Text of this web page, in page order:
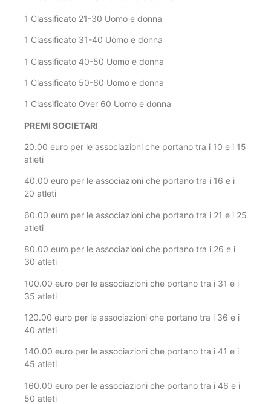
1 Classificato 21-30 Uomo e donna
1 Classificato 31-40 Uomo e donna
1 Classificato 40-50 Uomo e donna
1 Classificato 50-60 Uomo e donna
1 Classificato Over 60 Uomo e donna
PREMI SOCIETARI
20.00 euro per le associazioni che portano tra i 10 e i 15
atleti
40.00 euro per le associazioni che portano tra i 16 e i
20 atleti
60.00 euro per le associazioni che portano tra i 21 e i 25
atleti
80.00 euro per le associazioni che portano tra i 26 e i
30 atleti
100.00 euro per le associazioni che portano tra i 31 e i
35 atleti
120.00 euro per le associazioni che portano tra i 36 e i
40 atleti
140.00 euro per le associazioni che portano tra i 41 e i
45 atleti
160.00 euro per le associazioni che portano tra i 46 e i
50 atleti